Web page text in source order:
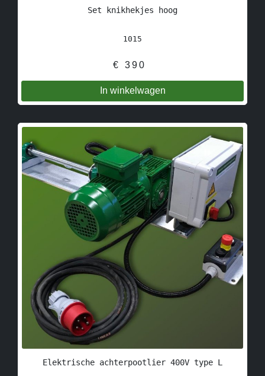
Set knikhekjes hoog
1015
€ 390
Elektrische achterpootlier 400V type L